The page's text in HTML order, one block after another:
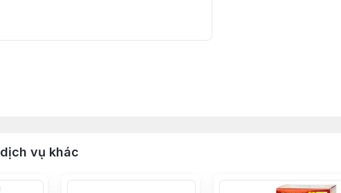
vụ khác